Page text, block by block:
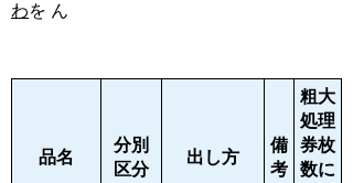
わを ん
品名
分別
区分
出し方
備
考
粗大
処理
券枚
数に